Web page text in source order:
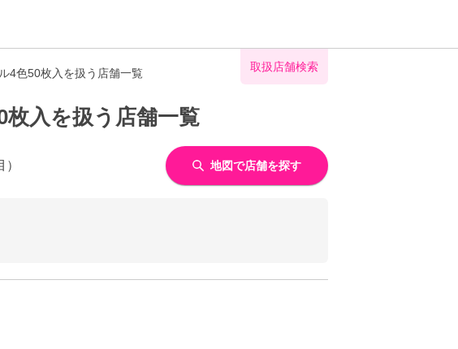
4色50枚入を扱う店舗一覧 取扱店舗検索
入を扱う店舗一覧
地図で店舗を探す